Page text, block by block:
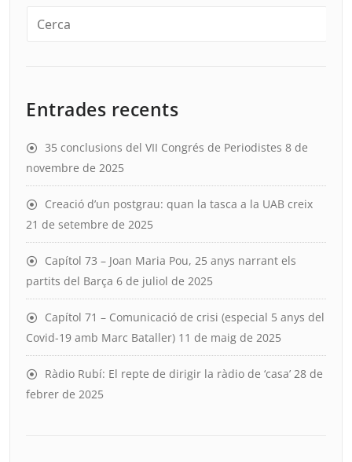
Entrades recents
35 conclusions del VII Congrés de Periodistes 8 de
novembre de 2025
Creació d’un postgrau: quan la tasca a la UAB creix
21 de setembre de 2025
Capítol 73 – Joan Maria Pou, 25 anys narrant els
partits del Barça 6 de juliol de 2025
Capítol 71 – Comunicació de crisi (especial 5 anys del
Covid-19 amb Marc Bataller) 11 de maig de 2025
Ràdio Rubí: El repte de dirigir la ràdio de ‘casa’ 28 de
febrer de 2025